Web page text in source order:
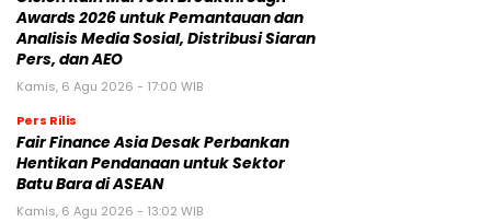
Awards 2026 untuk Pemantauan dan
Analisis Media Sosial, Distribusi Siaran
Pers, dan AEO
Kamis, 6 Agu 2026 - 17:00 WIB
Pers Rilis
Fair Finance Asia Desak Perbankan
Hentikan Pendanaan untuk Sektor
Batu Bara di ASEAN
Kamis, 6 Agu 2026 - 13:02 WIB